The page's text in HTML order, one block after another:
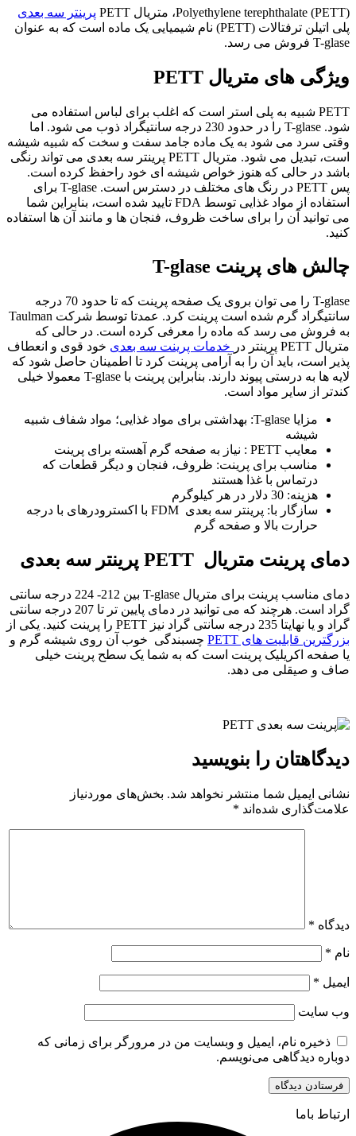
(Polyethylene terephthalate (PETT، متریال PETT
پرینتر سه بعدی
پلی اتیلن ترفتالات (PETT) نام شیمیایی یک ماده است که به عنوان
T-glase فروش می رسد.
ویژگی های متریال PETT
PETT شبیه به پلی استر است که اغلب برای لباس استفاده می
شود. T-glase را در حدود 230 درجه سانتیگراد ذوب می شود. اما
وقتی سرد می شود به یک ماده جامد سفت و سخت که شبیه شیشه
است، تبدیل می شود. متریال PETT پرینتر سه بعدی می تواند رنگی
باشد در حالی که هنوز خواص شیشه ای خود راحفظ کرده است.
پس PETT در رنگ های مختلف در دسترس است. T-glase برای
استفاده از مواد غذایی توسط FDA تایید شده است، بنابراین شما
می توانید آن را برای ساخت ظروف، فنجان ها و مانند آن ها استفاده
کنید.
چالش های پرینت T-glase
T-glase را می توان بروی یک صفحه پرینت که تا حدود 70 درجه
سانتیگراد گرم شده است پرینت کرد. عمدتا توسط شرکت Taulman
به فروش می رسد که ماده را معرفی کرده است. در حالی که
متریال PETT پرینتر در
خدمات پرینت سه بعدی خود قوی و انعطاف
پذیر است، باید آن را به آرامی پرینت کرد تا اطمینان حاصل شود که
لایه ها به درستی پیوند دارند. بنابراین پرینت با T-glase معمولا خیلی
کندتر از سایر مواد است.
مزایا T-glase: بهداشتی برای مواد غذایی؛ مواد شفاف شبیه
شیشه
معایب PETT : نیاز به صفحه گرم آهسته برای پرینت
مناسب برای پرینت: ظروف، فنجان و دیگر قطعات که
درتماس با غذا هستند
هزینه: 30 دلار در هر کیلوگرم
سازگار با: پرینتر سه بعدی FDM با اکسترودرهای با درجه
حرارت بالا و صفحه گرم
دمای پرینت متریال PETT پرینتر سه بعدی
دمای مناسب پرینت برای متریال T-glase بین 212- 224 درجه سانتی
گراد است. هرچند که می توانید در دمای پایین تر تا 207 درجه سانتی
گراد و یا نهایتا 235 درجه سانتی گراد نیز PETT را پرینت کنید. یکی از
بزرگترین قابلیت های PETT
چسبندگی خوب آن روی شیشه گرم و
یا صفحه اکریلیک پرینت است که به شما یک سطح پرینت خیلی
صاف و صیقلی می دهد.
دیدگاهتان را بنویسید
نشانی ایمیل شما منتشر نخواهد شد. بخش‌های موردنیاز
علامت‌گذاری شده‌اند *
دیدگاه *
نام *
ایمیل *
وب‌ سایت
ذخیره نام، ایمیل و وبسایت من در مرورگر برای زمانی که
دوباره دیدگاهی می‌نویسم.
ارتباط باما